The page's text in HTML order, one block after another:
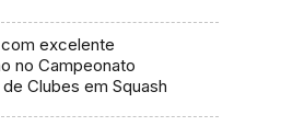
excelente
no Campeonato
Clubes em Squash